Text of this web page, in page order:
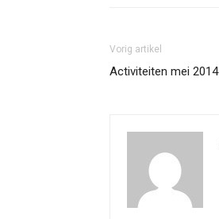
Vorig artikel
Activiteiten mei 2014